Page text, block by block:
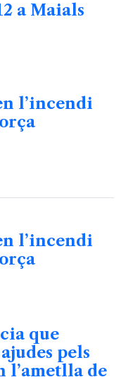
a Maials
l’incendi
l’incendi
que
pels
l’ametlla de